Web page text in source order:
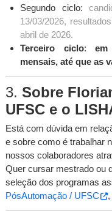
Segundo ciclo:
13/03/2026,
abril de 2026.
Terceiro ciclo:
mensais, até que as
3. Sobre
UFSC e o
Está com dúvida em
e sobre como é trabalhar
nossos colaboradores
Quer cursar mestrado ou
seleção dos programas
PósAutomação / UFSC
,